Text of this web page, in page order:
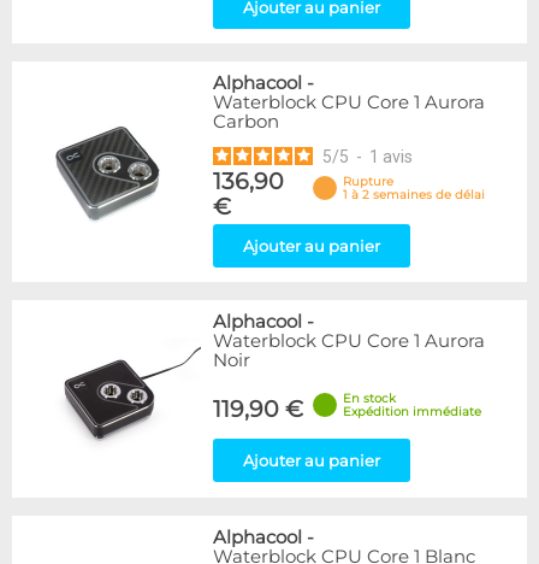
Ajouter au panier
Alphacool -
Waterblock CPU Core 1 Aurora
Carbon
5/5 - 1 avis
136,90
€
Rupture
1 à 2 semaines de délai
Ajouter au panier
Alphacool -
Waterblock CPU Core 1 Aurora
Noir
119,90 €
En stock
Expédition immédiate
Ajouter au panier
Alphacool -
Waterblock CPU Core 1 Blanc